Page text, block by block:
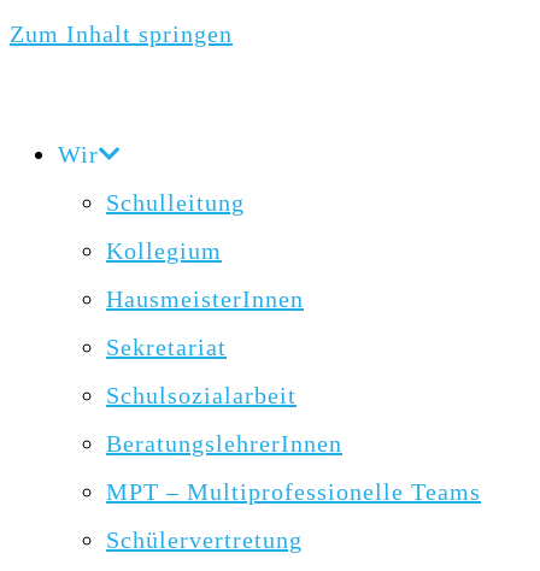
Zum Inhalt springen
Wir
Schulleitung
Kollegium
HausmeisterInnen
Sekretariat
Schulsozialarbeit
BeratungslehrerInnen
MPT – Multiprofessionelle Teams
Schülervertretung